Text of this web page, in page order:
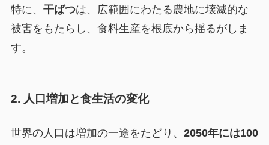
特に、 干ばつは、広範囲にわたる農地に壊滅的な
被害をもたらし、食料生産を根底から揺るがしま
す。
2. 人口増加と食生活の変化
世界の人口は増加の一途をたどり、 2050年には100